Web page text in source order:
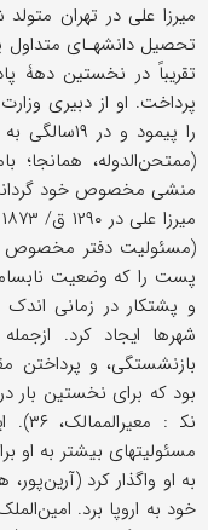
میرزا علی در تهران
تقریباً در نخستین دهۀ
پرداخت. او از دبیری
را پیمود و
منشی مخصوص خود گردانید
(مسئولیت دفتر مخصوص
پست را که وضعیت
و پشتکار در زمانی
شهرها ایجاد کرد.
بازنشستگی، و پرداختن
نک‍ :
مسئولیتهای بیشتر به او
خود به اروپا برد.